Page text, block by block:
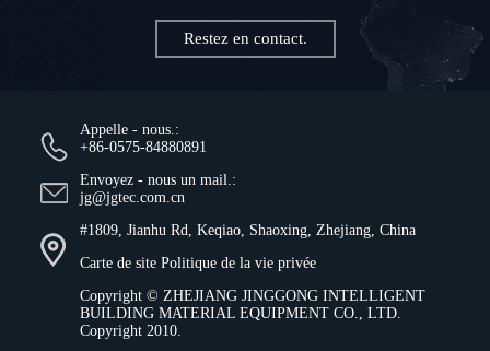
Restez en contact.
Appelle - nous.:
+86-0575-84880891
Envoyez - nous un mail.:
jg@jgtec.com.cn
#1809, Jianhu Rd, Keqiao, Shaoxing, Zhejiang, China
Carte de site Politique de la vie privée
Copyright © ZHEJIANG JINGGONG INTELLIGENT
BUILDING MATERIAL EQUIPMENT CO., LTD.
Copyright 2010.